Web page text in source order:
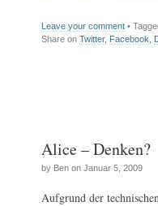
Leave your comment •
Share on Twitter, Facebook
Alice – Denken?
by Ben on Januar 5, 2009
Aufgrund der